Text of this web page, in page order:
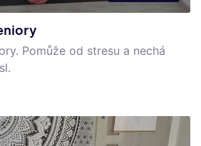
Pomůže od stresu a nechá